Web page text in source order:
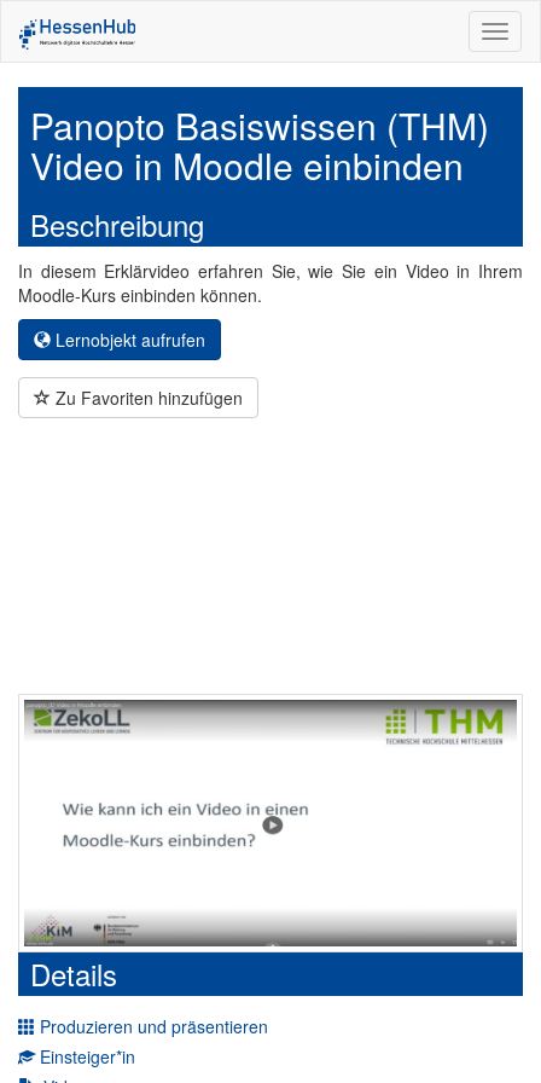
Panopto Basiswissen (THM)
Video in Moodle einbinden
Beschreibung
In diesem Erklärvideo erfahren Sie, wie Sie ein Video in Ihrem
Moodle-Kurs einbinden können.
Lernobjekt aufrufen
Zu Favoriten hinzufügen
Details
Produzieren und präsentieren
Einsteiger*in